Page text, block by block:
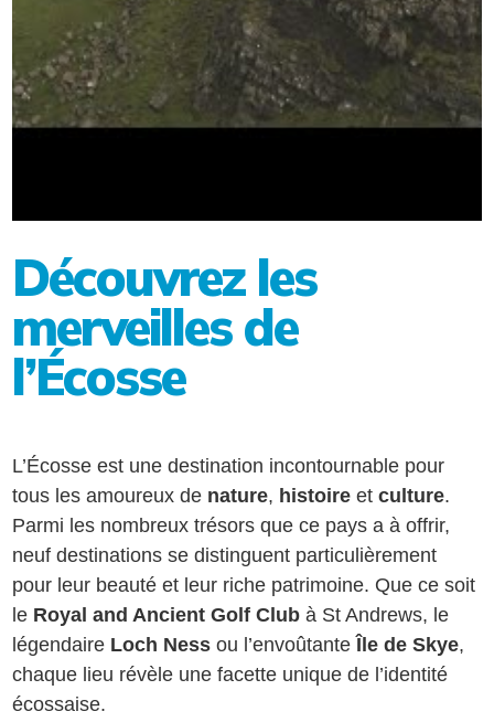
Découvrez les
merveilles de
l’Écosse
L’Écosse est une destination incontournable pour
tous les amoureux de nature, histoire etculture.
Parmi les nombreux trésors que ce pays a à offrir,
neuf destinations se distinguent particulièrement
pour leur beauté et leur riche patrimoine. Que ce soit
le Royal and Ancient Golf Club à St Andrews, le
légendaire Loch Ness ou l’envoûtanteÎle de Skye,
chaque lieu révèle une facette unique de l’identité
écossaise.